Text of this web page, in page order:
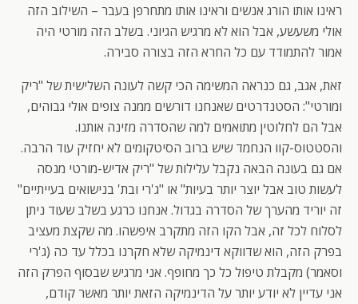
ראינו אותו הורג אנשים וראינו אותו מתחרפן בעבר – השילוב הזה
אולי משעשע, אבל הוא לא מרגיש הגיוני. בשלב הזה מורטי היה
אמור להתמודד עם כל החרא הזה בצורה סבירה.
זאת, אגב, גם כנראה המשימה הכי קשה לעונה השלישית של "ריק
ומורטי": הסטנדרטים שאנחנו דורשים ממנה צופים אולי גבוהים,
אבל הם לחלוטין מתואמים למה שהסדרה מזינה אותנו.
והסטטוס-קוו הנחמד שיש ברוב הסיטקומים לא יחזיק עוד הרבה.
אם גם בעונה הבאה נקבל עלילות של "ריק אדיש-מורטי מנסה
לעשות טוב אבל יוצר יותר בעיות" או "ג'רי ובת' בנישואים בעייתיים"
זה יוריד מהערך של הסדרה בגדול. אנחנו כרגע בשלב שעוד ניתן
לסלוח לכל זה, אבל הקו הזה מתקרב איפשהו. מה שקצת מעציב
בפרק הזה, הוא שדווקא דינמיקה שלא חקרנו בכלל עד כה (ג'רי
וסאמר) מקבלת טיפול כל כך מחופף. אני מרגיש שבסוף הפרק הזה
אני עדיין לא יודע יותר על הדינמיקה הזאת יותר מאשר קודם,